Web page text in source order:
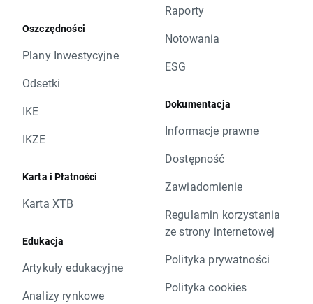
Oszczędności
Plany Inwestycyjne
Odsetki
IKE
IKZE
Karta i Płatności
Karta XTB
Edukacja
Artykuły edukacyjne
Analizy rynkowe
Raporty
Notowania
ESG
Dokumentacja
Informacje prawne
Dostępność
Zawiadomienie
Regulamin korzystania
ze strony internetowej
Polityka prywatności
Polityka cookies